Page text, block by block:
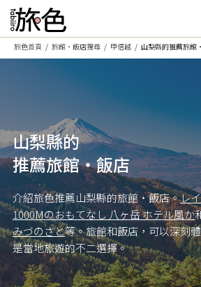
旅色首頁
旅館・飯店搜尋 甲信越 山梨縣的推薦旅館
山梨縣的
推薦旅館・飯店
介紹旅色推薦山梨縣的旅館・飯店。レ
1000Mのおもてなし 八ヶ岳 ホテル風か
みづのさと等。旅館和飯店，可以深刻
是當地旅遊的不二選擇。